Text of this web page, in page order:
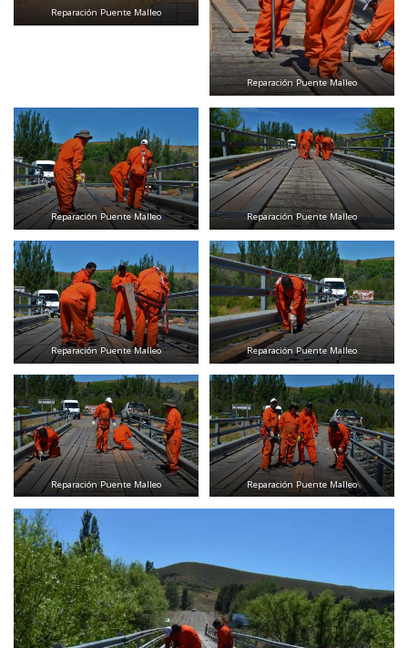
Reparación Puente Malleo
Reparación Puente Malleo
Reparación Puente Malleo Reparación Puente Malleo
Reparación Puente Malleo Reparación Puente Malleo
Reparación Puente Malleo Reparación Puente Malleo